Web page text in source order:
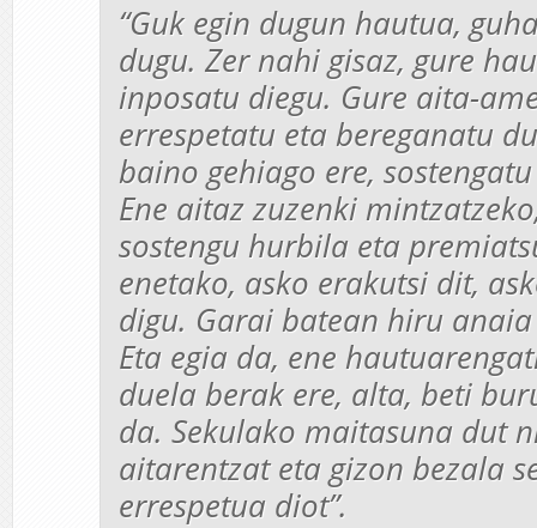
“Guk egin dugun hautua,
dugu. Zer nahi gisaz, gure
inposatu diegu. Gure aita-
errespetatu eta bereganatu
baino gehiago ere,
Ene aitaz zuzenki
sostengu hurbila eta
enetako, asko erakutsi dit,
digu. Garai batean hiru
Eta egia da, ene
duela berak ere, alta, beti
da. Sekulako maitasuna dut
aitarentzat eta gizon bezala
errespetua diot”.